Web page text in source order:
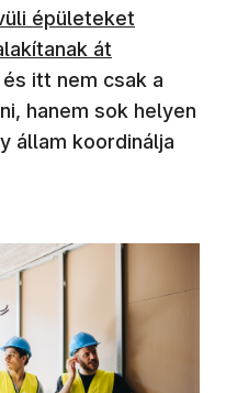
épületeket
át
itt nem csak a
hanem sok helyen
állam koordinálja